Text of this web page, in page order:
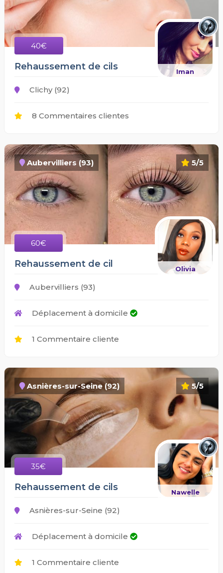
40€
Iman
Rehaussement de cils
Clichy (92)
8 Commentaires clientes
5/5
Aubervilliers (93)
60€
Olivia
Rehaussement de cil
Aubervilliers (93)
Déplacement à domicile
1 Commentaire cliente
5/5
Asnières-sur-Seine (92)
35€
Nawelle
Rehaussement de cils
Asnières-sur-Seine (92)
Déplacement à domicile
1 Commentaire cliente